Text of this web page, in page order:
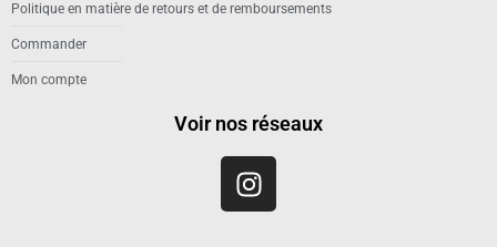
Politique en matière de retours et de remboursements
Commander
Mon compte
Voir nos réseaux